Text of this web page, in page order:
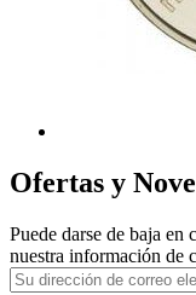
Ofertas y
Puede darse de baja en
nuestra información de